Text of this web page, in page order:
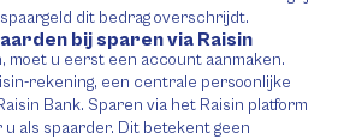
dit bedrag overschrijdt.
bij sparen via Raisin
moet u eerst een account aanmaken.
rekening, een centrale persoonlijke
Bank. Sparen via het Raisin platform
u als spaarder. Dit betekent geen